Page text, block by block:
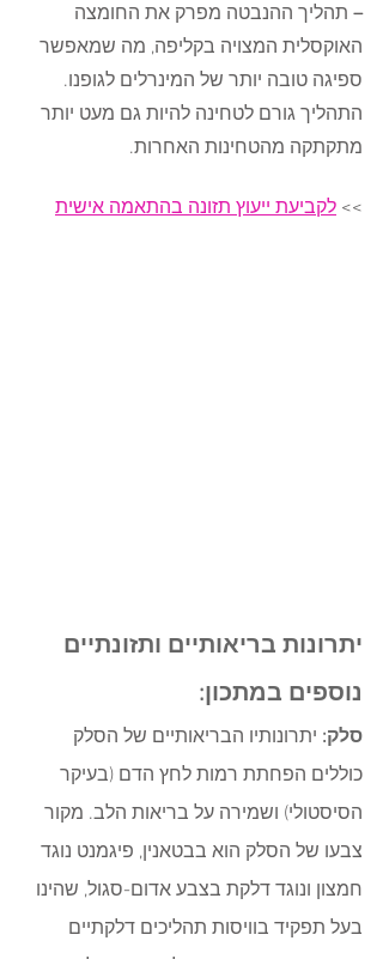
– תהליך ההנבטה מפרק את החומצה
האוקסלית המצויה בקליפה, מה שמאפשר
ספיגה טובה יותר של המינרלים לגופנו.
התהליך גורם לטחינה להיות גם מעט יותר
מתקתקה מהטחינות האחרות.
>> לקביעת ייעוץ תזונה בהתאמה אישית
יתרונות בריאותיים ותזונתיים
נוספים במתכון:
סלק: יתרונותיו הבריאותיים של הסלק
כוללים הפחתת רמות לחץ הדם (בעיקר
הסיסטולי) ושמירה על בריאות הלב. מקור
צבעו של הסלק הוא בבטאנין, פיגמנט נוגד
חמצון ונוגד דלקת בצבע אדום-סגול, שהינו
בעל תפקיד בוויסות תהליכים דלקתיים